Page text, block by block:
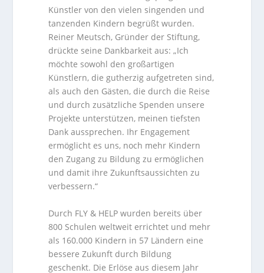
Künstler von den vielen singenden und
tanzenden Kindern begrüßt wurden.
Reiner Meutsch, Gründer der Stiftung,
drückte seine Dankbarkeit aus: „Ich
möchte sowohl den großartigen
Künstlern, die gutherzig aufgetreten sind,
als auch den Gästen, die durch die Reise
und durch zusätzliche Spenden unsere
Projekte unterstützen, meinen tiefsten
Dank aussprechen. Ihr Engagement
ermöglicht es uns, noch mehr Kindern
den Zugang zu Bildung zu ermöglichen
und damit ihre Zukunftsaussichten zu
verbessern.“
Durch FLY & HELP wurden bereits über
800 Schulen weltweit errichtet und mehr
als 160.000 Kindern in 57 Ländern eine
bessere Zukunft durch Bildung
geschenkt. Die Erlöse aus diesem Jahr